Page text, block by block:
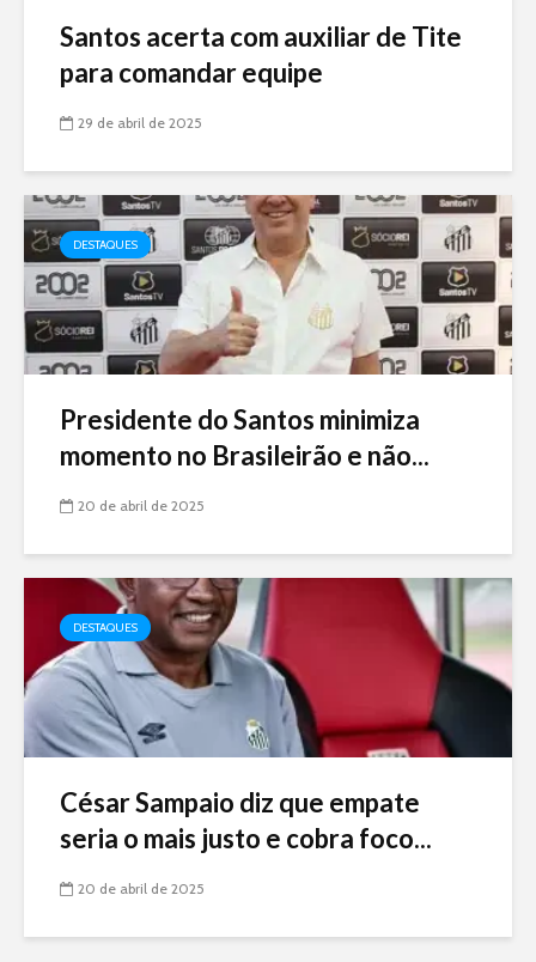
Santos acerta com auxiliar de Tite
para comandar equipe
29 de abril de 2025
DESTAQUES
Presidente do Santos minimiza
momento no Brasileirão e não...
20 de abril de 2025
DESTAQUES
César Sampaio diz que empate
seria o mais justo e cobra foco...
20 de abril de 2025